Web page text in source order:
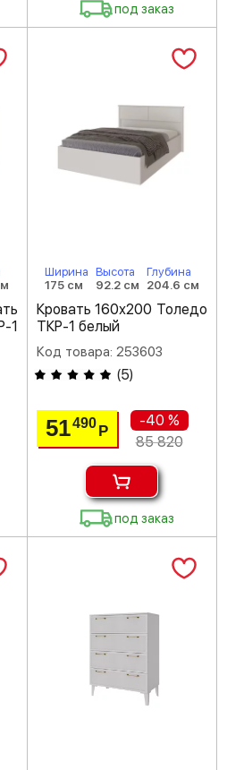
под заказ
1
Ширина
175 см
Высота
92.2 см
Глубина
204.6 см
Кровать 160х200 Толедо
ТКР-1 белый
Код товара: 253603
(5)
51490 Р
-40 %
85 820
под заказ